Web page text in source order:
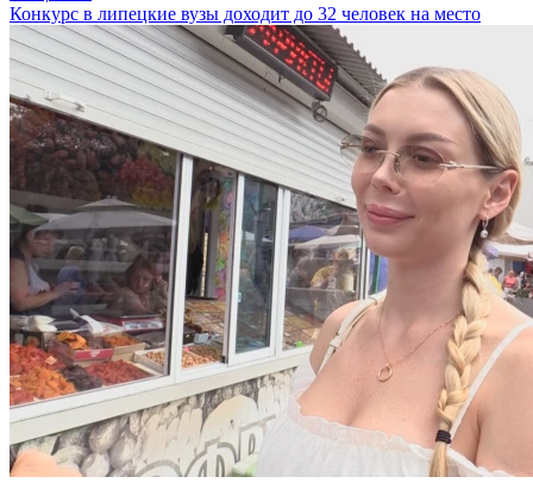
Конкурс в липецкие вузы доходит до 32 человек на место